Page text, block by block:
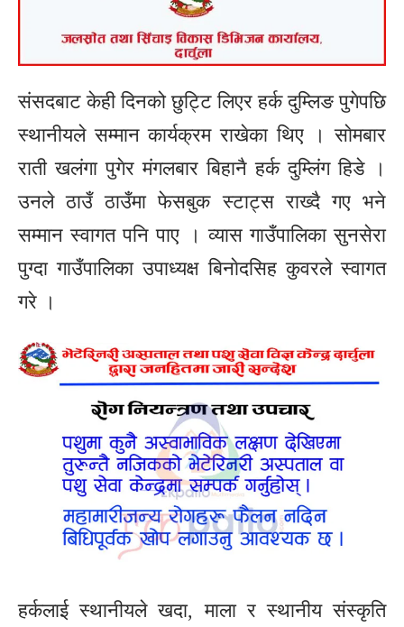
संसदबाट केही दिनको छुट्टि लिएर हर्क दुम्लिङ पुगेपछि
स्थानीयले सम्मान कार्यक्रम राखेका थिए । साेमबार
राती खलंगा पुगेर मंगलबार बिहानै हर्क दुम्लिंग हिडे ।
उनले ठाउँ ठाउँमा फेसबुक स्टाट्स राख्दै गए भने
सम्मान स्वागत पनि पाए । व्यास गाउँपालिका सुनसेरा
पुग्दा गाउँपालिका उपाध्यक्ष बिनाेदसिह कुवरले स्वागत
गरे ।
हर्कलाई स्थानीयले खदा, माला र स्थानीय संस्कृति